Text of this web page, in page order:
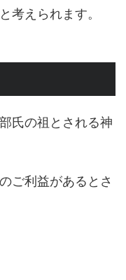
考えられます。
氏の祖とされる神
ご利益があるとさ